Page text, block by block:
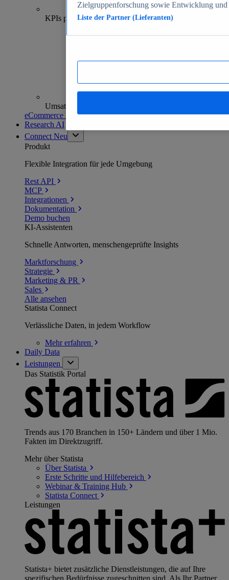
70+
KPIs pro Shop
Umsatzanalysen und -prognosen
eCommerce Insights entdecken
Research AI
Connect Neu
Produkt
Flexible Integration für jede Umgebung
Rest API
MCP
Integrationen
Dokumentation
Demo buchen
KI-Assistenten
Schnelle Antworten, menschengeprüfte Insights
Marktforschung
Strategie
Marketing & PR
Sales
Alle ansehen
Statista Connect
Verlässliche Daten, in jedem Workflow
Mehrerfahren
Daily Data
Leistungen
Das Statistik Portal
Trends aus 170 Branchen in 150+ Ländern und über 1 Mio.
Fakten im Direktzugriff.
Mehr über Statista
Über Statista
Erste Schritte und Hilfebereich
Webinar & Training Hub
Statista Connect
Leistungen
Statista+ bietet zusätzliche Dienstleistungen, die auf Ihre
spezifischen Bedürfnisse zugeschnitten sind. Als Ihr Partner
Zielgruppenforschung sowie Entwicklung
Liste der Partner (Lieferanten)